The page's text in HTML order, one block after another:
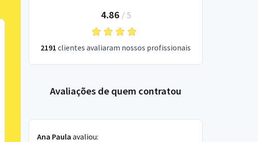
4.86 / 5
2191 clientes avaliaram nossos profissionais
Avaliações de quem contratou
Ana Paula avaliou: